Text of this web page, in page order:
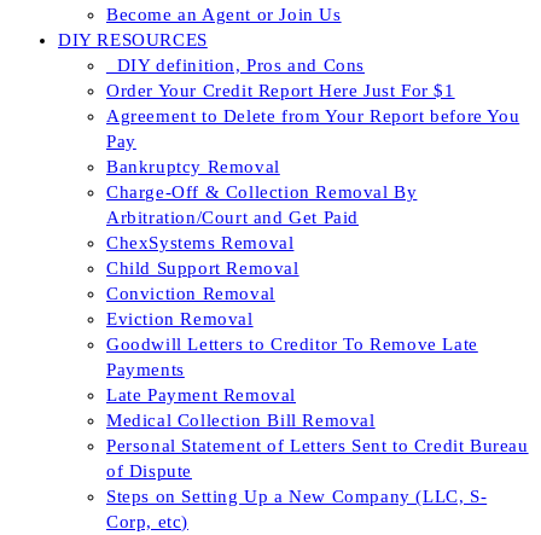
Become an Agent or Join Us
DIY RESOURCES
_DIY definition, Pros and Cons
Order Your Credit Report Here Just For $1
Agreement to Delete from Your Report before You
Pay
Bankruptcy Removal
Charge-Off & Collection Removal By
Arbitration/Court and Get Paid
ChexSystems Removal
Child Support Removal
Conviction Removal
Eviction Removal
Goodwill Letters to Creditor To Remove Late
Payments
Late Payment Removal
Medical Collection Bill Removal
Personal Statement of Letters Sent to Credit Bureau
of Dispute
Steps on Setting Up a New Company (LLC, S-
Corp, etc)